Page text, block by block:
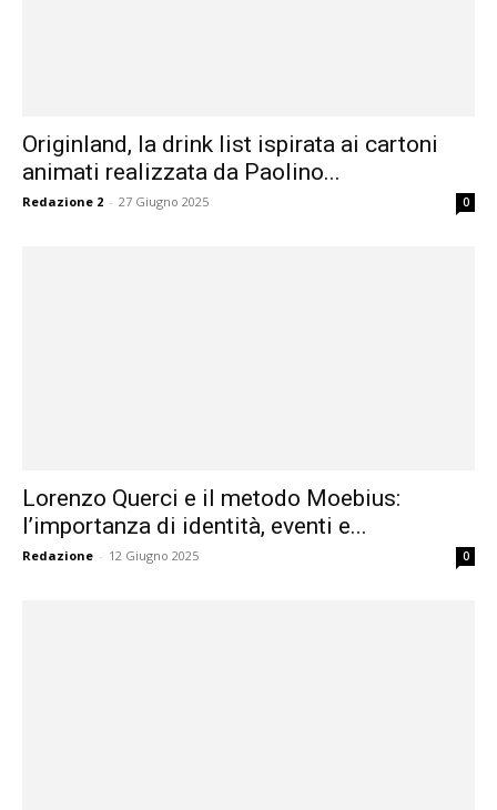
Originland, la drink list ispirata ai cartoni
animati realizzata da Paolino...
Redazione 2 - 27 Giugno 2025 0
Lorenzo Querci e il metodo Moebius:
l’importanza di identità, eventi e...
Redazione - 12 Giugno 2025 0